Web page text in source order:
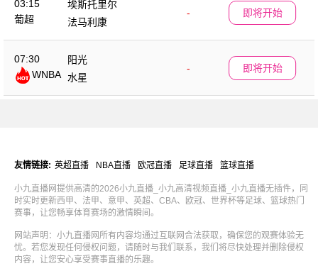
03:15
葡超
埃斯托里尔
-
法马利康
即将开始
07:30
WNBA
阳光
-
水星
即将开始
友情链接: 英超直播 NBA直播 欧冠直播 足球直播 篮球直播
小九直播网提供高清的2026小九直播_小九高清视频直播_小九直播无插件，同
时实时更新西甲、法甲、意甲、英超、CBA、欧冠、世界杯等足球、篮球热门
赛事，让您畅享体育赛场的激情瞬间。
网站声明：小九直播网所有内容均通过互联网合法获取，确保您的观赛体验无
忧。若您发现任何侵权问题，请随时与我们联系，我们将尽快处理并删除侵权
内容，让您安心享受赛事直播的乐趣。